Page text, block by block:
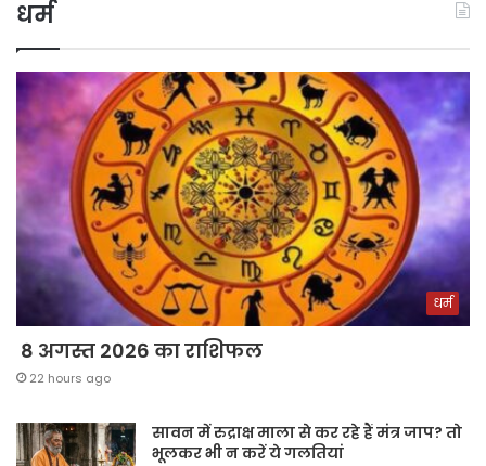
धर्म
धर्म
8 अगस्त 2026 का राशिफल
22 hours ago
सावन में रुद्राक्ष माला से कर रहे हैं मंत्र जाप? तो
भूलकर भी न करें ये गलतियां